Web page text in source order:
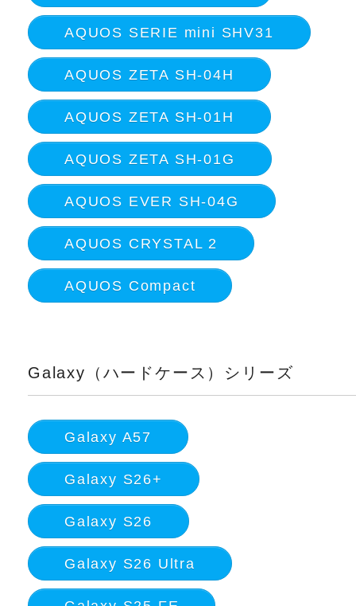
AQUOS SERIE mini SHV31
AQUOS ZETA SH-04H
AQUOS ZETA SH-01H
AQUOS ZETA SH-01G
AQUOS EVER SH-04G
AQUOS CRYSTAL 2
AQUOS Compact
Galaxy（ハードケース）シリーズ
Galaxy A57
Galaxy S26+
Galaxy S26
Galaxy S26 Ultra